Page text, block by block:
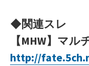
◆関連スレ
【MHW】マル
http://